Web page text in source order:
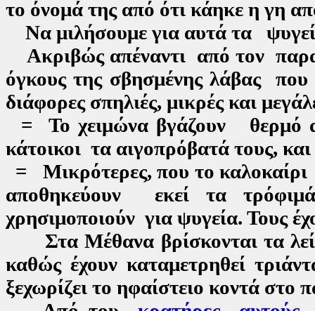
το όνομά της από ότι κάηκε η γη
Να μιλήσουμε για αυτά τα
Ακριβώς απέναντι από τον
όγκους της σβησμένης λάβας
διάφορες σπηλιές, μικρές και
= Το χειμώνα βγάζουν θερμό
κάτοικοι τα αιγοπρόβατά τους, και
= Μικρότερες, που το καλοκαίρι
αποθηκεύουν εκεί τα
χρησιμοποιούν για ψυγεία. Τους
Στα Μέθανα βρίσκονται τα
καθώς έχουν καταμετρηθεί
ξεχωρίζει το ηφαίστειο κοντά